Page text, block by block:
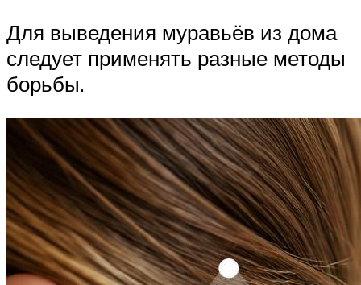
Для выведения муравьёв из дома
следует применять разные методы
борьбы.